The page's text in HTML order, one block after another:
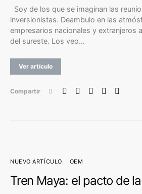
Soy de los que se imaginan las
inversionistas. Deambulo en las
empresarios nacionales y extranjeros
del sureste. Los veo…
Ver artículo
Compartir
NUEVO ARTÍCULO OEM
Tren Maya: el pacto de